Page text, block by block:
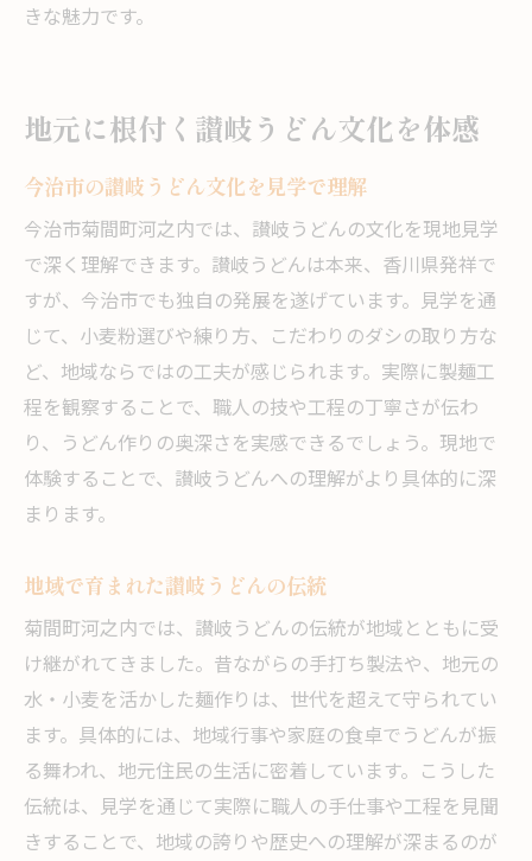
きな魅力です。
地元に根付く讃岐うどん文化を体感
今治市の讃岐うどん文化を見学で理解
今治市菊間町河之内では、讃岐うどんの文化を現地見学
で深く理解できます。讃岐うどんは本来、香川県発祥で
すが、今治市でも独自の発展を遂げています。見学を通
じて、小麦粉選びや練り方、こだわりのダシの取り方な
ど、地域ならではの工夫が感じられます。実際に製麺工
程を観察することで、職人の技や工程の丁寧さが伝わ
り、うどん作りの奥深さを実感できるでしょう。現地で
体験することで、讃岐うどんへの理解がより具体的に深
まります。
地域で育まれた讃岐うどんの伝統
菊間町河之内では、讃岐うどんの伝統が地域とともに受
け継がれてきました。昔ながらの手打ち製法や、地元の
水・小麦を活かした麺作りは、世代を超えて守られてい
ます。具体的には、地域行事や家庭の食卓でうどんが振
る舞われ、地元住民の生活に密着しています。こうした
伝統は、見学を通じて実際に職人の手仕事や工程を見聞
きすることで、地域の誇りや歴史への理解が深まるのが